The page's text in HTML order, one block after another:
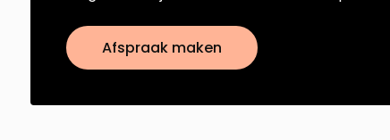
Afspraak maken